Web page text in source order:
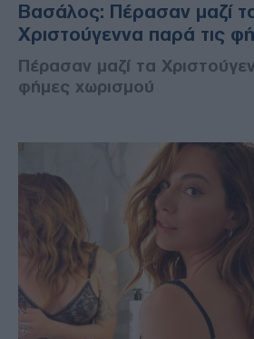
Βασάλος: Πέρασαν μαζί
Χριστούγεννα παρά τις
Πέρασαν μαζί τα
φήμες χωρισμού